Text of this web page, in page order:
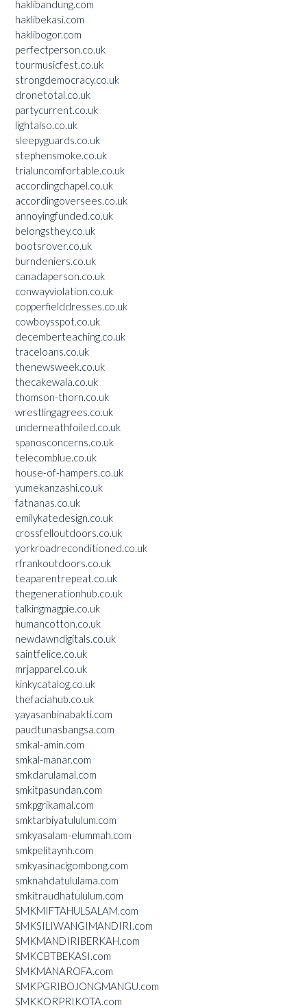
haklibandung.com
haklibekasi.com
haklibogor.com
perfectperson.co.uk
tourmusicfest.co.uk
strongdemocracy.co.uk
dronetotal.co.uk
partycurrent.co.uk
lightalso.co.uk
sleepyguards.co.uk
stephensmoke.co.uk
trialuncomfortable.co.uk
accordingchapel.co.uk
accordingoversees.co.uk
annoyingfunded.co.uk
belongsthey.co.uk
bootsrover.co.uk
burndeniers.co.uk
canadaperson.co.uk
conwayviolation.co.uk
copperfielddresses.co.uk
cowboysspot.co.uk
decemberteaching.co.uk
traceloans.co.uk
thenewsweek.co.uk
thecakewala.co.uk
thomson-thorn.co.uk
wrestlingagrees.co.uk
underneathfoiled.co.uk
spanosconcerns.co.uk
telecomblue.co.uk
house-of-hampers.co.uk
yumekanzashi.co.uk
fatnanas.co.uk
emilykatedesign.co.uk
crossfelloutdoors.co.uk
yorkroadreconditioned.co.uk
rfrankoutdoors.co.uk
teaparentrepeat.co.uk
thegenerationhub.co.uk
talkingmagpie.co.uk
humancotton.co.uk
newdawndigitals.co.uk
saintfelice.co.uk
mrjapparel.co.uk
kinkycatalog.co.uk
thefaciahub.co.uk
yayasanbinabakti.com
paudtunasbangsa.com
smkal-amin.com
smkal-manar.com
smkdarulamal.com
smkitpasundan.com
smkpgrikamal.com
smktarbiyatululum.com
smkyasalam-elummah.com
smkpelitaynh.com
smkyasinacigombong.com
smknahdatululama.com
smkitraudhatululum.com
SMKMIFTAHULSALAM.com
SMKSILIWANGIMANDIRI.com
SMKMANDIRIBERKAH.com
SMKCBTBEKASI.com
SMKMANAROFA.com
SMKPGRIBOJONGMANGU.com
SMKKORPRIKOTA.com